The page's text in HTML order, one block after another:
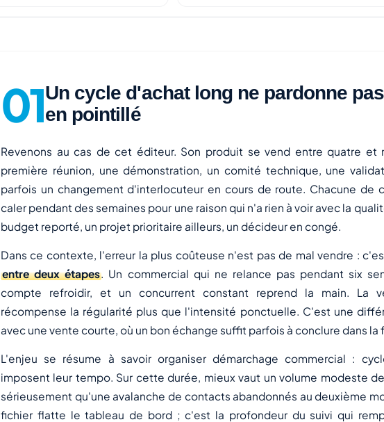
Un cycle d'achat long ne pardonne
en pointillé
Revenons au cas de cet éditeur. Son produit se vend entre quatre et
première réunion, une démonstration, un comité technique, une
parfois un changement d'interlocuteur en cours de route. Chacune de
caler pendant des semaines pour une raison qui n'a rien à voir avec la
budget reporté, un projet prioritaire ailleurs, un décideur en congé.
Dans ce contexte, l'erreur la plus coûteuse n'est pas de mal vendre :
entre deux étapes. Un commercial qui ne relance pas pendant six
compte refroidir, et un concurrent constant reprend la main. La
récompense la régularité plus que l'intensité ponctuelle. C'est une
avec une vente courte, où un bon échange suffit parfois à conclure dans la
L'enjeu se résume à savoir organiser démarchage commercial :
imposent leur tempo. Sur cette durée, mieux vaut un volume modeste
sérieusement qu'une avalanche de contacts abandonnés au deuxième
fichier flatte le tableau de bord ; c'est la profondeur du suivi qui